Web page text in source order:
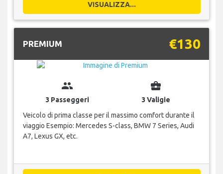
VISUALIZZA...
PREMIUM €130
group
3 Passeggeri
business_center
3 Valigie
Veicolo di prima classe per il massimo comfort durante il
viaggio Esempio: Mercedes S-class, BMW 7 Series, Audi
A7, Lexus GX, etc.